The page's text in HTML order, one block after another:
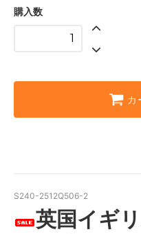
購入数
カ
S240-2512Q506-2
英国イギ